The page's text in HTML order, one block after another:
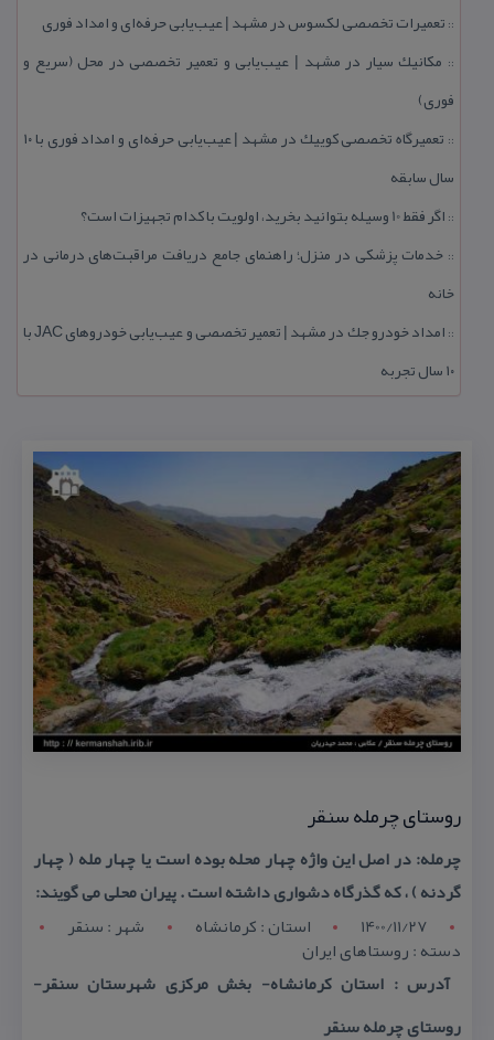
:: تعمیرات تخصصی لكسوس در مشهد | عیب‌یابی حرفه‌ای و امداد فوری
:: مكانیك سیار در مشهد | عیب‌یابی و تعمیر تخصصی در محل (سریع و
فوری)
::
تعمیرگاه تخصصی كوییك در مشهد | عیب‌یابی حرفه‌ای و امداد فوری با ۱۰
سال سابقه
:: اگر فقط 10 وسیله بتوانید بخرید، اولویت با كدام تجهیزات است؟
:: خدمات پزشكی در منزل؛ راهنمای جامع دریافت مراقبت‌های درمانی در
خانه
::
امداد خودرو جك در مشهد | تعمیر تخصصی و عیب‌یابی خودروهای JAC با
۱۰ سال تجربه
روستای چرمله سنقر
چرمله: در اصل این واژه چهار محله بوده است یا چهار مله ( چهار
گردنه ) ، كه گذرگاه دشواری داشته است . پیران محلی می گویند:
1400/11/27
استان : کرمانشاه شهر : سنقر
دسته : روستاهای ایران
آدرس : استان كرمانشاه- بخش مركزی شهرستان سنقر-
روستای چرمله سنقر